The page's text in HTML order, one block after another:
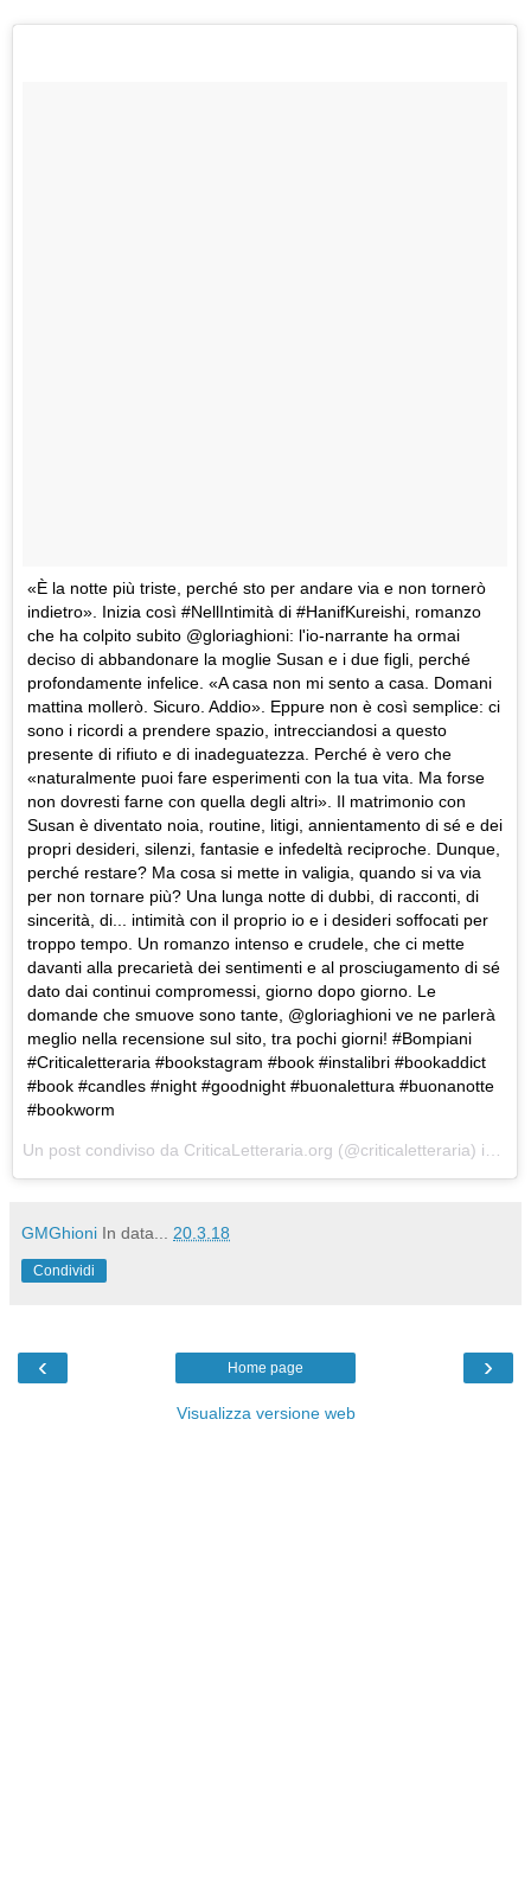
«È la notte più triste, perché sto per andare via e non tornerò
indietro». Inizia così #NellIntimità di #HanifKureishi, romanzo
che ha colpito subito @gloriaghioni: l'io-narrante ha ormai
deciso di abbandonare la moglie Susan e i due figli, perché
profondamente infelice. «A casa non mi sento a casa. Domani
mattina mollerò. Sicuro. Addio». Eppure non è così semplice: ci
sono i ricordi a prendere spazio, intrecciandosi a questo
presente di rifiuto e di inadeguatezza. Perché è vero che
«naturalmente puoi fare esperimenti con la tua vita. Ma forse
non dovresti farne con quella degli altri». Il matrimonio con
Susan è diventato noia, routine, litigi, annientamento di sé e dei
propri desideri, silenzi, fantasie e infedeltà reciproche. Dunque,
perché restare? Ma cosa si mette in valigia, quando si va via
per non tornare più? Una lunga notte di dubbi, di racconti, di
sincerità, di... intimità con il proprio io e i desideri soffocati per
troppo tempo. Un romanzo intenso e crudele, che ci mette
davanti alla precarietà dei sentimenti e al prosciugamento di sé
dato dai continui compromessi, giorno dopo giorno. Le
domande che smuove sono tante, @gloriaghioni ve ne parlerà
meglio nella recensione sul sito, tra pochi giorni! #Bompiani
#Criticaletteraria #bookstagram #book #instalibri #bookaddict
#book #candles #night #goodnight #buonalettura #buonanotte
#bookworm
Un post condiviso da CriticaLetteraria.org (@criticaletteraria) in data:
GMGhioni In data... 20.3.18
Condividi
‹ ›
Home page
Visualizza versione web